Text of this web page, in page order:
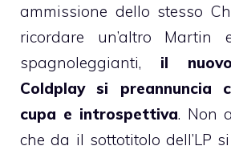
ammissione dello stesso
ricordare un’altro
spagnoleggianti, il
Coldplay si preannuncia
cupa e introspettiva. Non
che da il sottotitolo dell’LP